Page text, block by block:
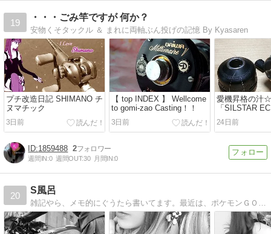
19
・・・ごみ竿ですが 何か？
安物くそタックル ＆ まれに両軸ぶん投げの記憶 By Kyasaren
プチ改造日記 SHIMANO チ
ヌマチック
3日前
【 top INDEX 】 Wellcome
to gomi-zao Casting！！
3日前
愛機昇格の汁
「SILSTAR
24日前
1859488 2
週間IN:0 週間OUT:30 月間IN:0
20
S風呂